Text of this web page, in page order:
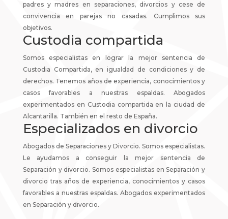
padres y madres en separaciones, divorcios y cese de
convivencia en parejas no casadas. Cumplimos sus
objetivos.
Custodia compartida
Somos especialistas en lograr la mejor sentencia de
Custodia Compartida, en igualdad de condiciones y de
derechos. Tenemos años de experiencia, conocimientos y
casos favorables a nuestras espaldas. Abogados
experimentados en Custodia compartida en la ciudad de
Alcantarilla. También en el resto de España.
Especializados en divorcio
Abogados de Separaciones y Divorcio. Somos especialistas.
Le ayudamos a conseguir la mejor sentencia de
Separación y divorcio. Somos especialistas en Separación y
divorcio tras años de experiencia, conocimientos y casos
favorables a nuestras espaldas. Abogados experimentados
en Separación y divorcio.